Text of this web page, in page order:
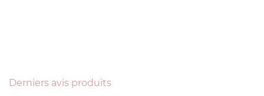
Derniers avis produits